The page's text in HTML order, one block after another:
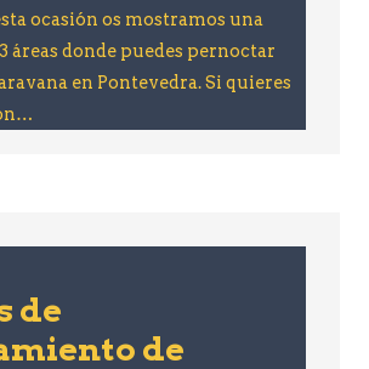
ocasión os mostramos una
áreas donde puedes pernoctar
en Pontevedra. Si quieres
de
de